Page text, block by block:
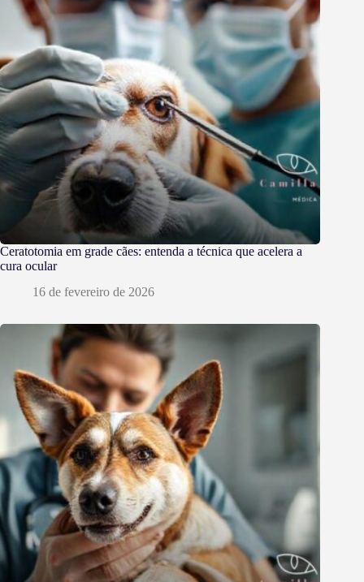
Ceratotomia em grade cães: entenda a técnica que acelera a
cura ocular
16 de fevereiro de 2026